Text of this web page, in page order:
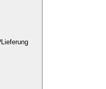
Lieferung